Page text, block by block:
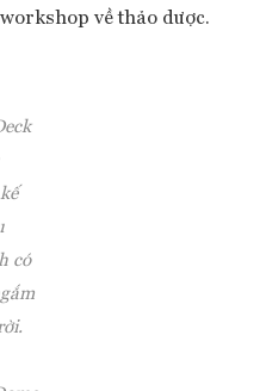
về thảo dược.
có